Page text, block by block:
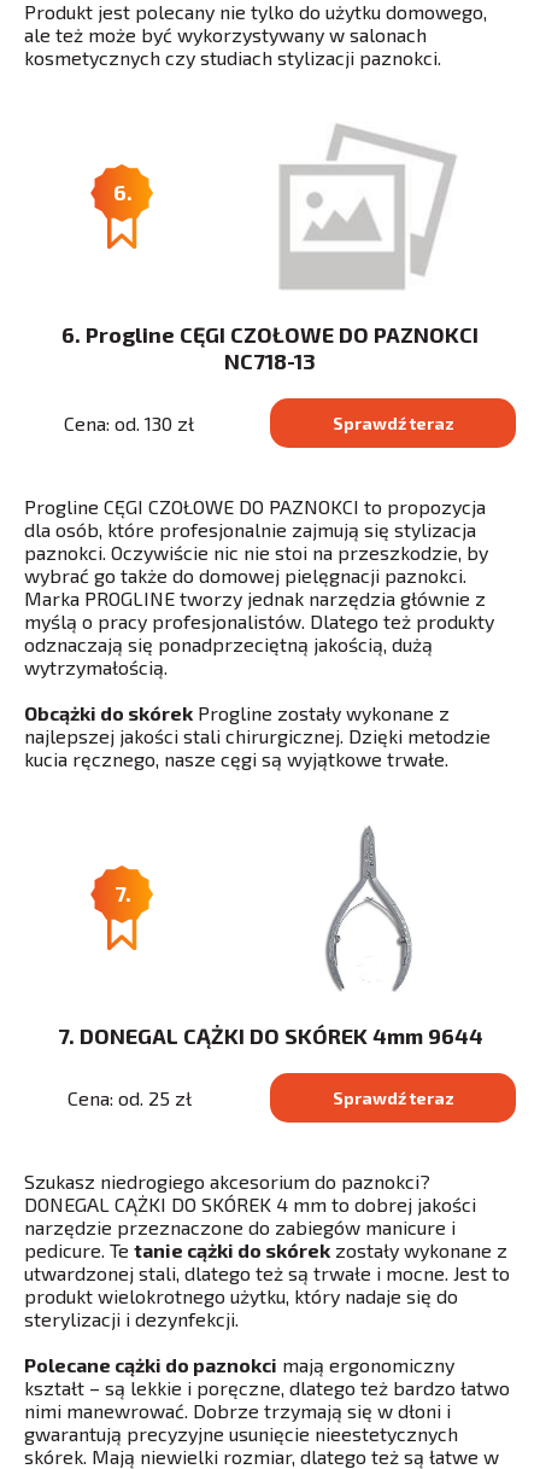
Produkt jest polecany nie tylko do użytku domowego,
ale też może być wykorzystywany w salonach
kosmetycznych czy studiach stylizacji paznokci.
6.
6. Progline CĘGI CZOŁOWE DO PAZNOKCI
NC718-13
Cena: od. 130 zł Sprawdź teraz
Progline CĘGI CZOŁOWE DO PAZNOKCI to propozycja
dla osób, które profesjonalnie zajmują się stylizacja
paznokci. Oczywiście nic nie stoi na przeszkodzie, by
wybrać go także do domowej pielęgnacji paznokci.
Marka PROGLINE tworzy jednak narzędzia głównie z
myślą o pracy profesjonalistów. Dlatego też produkty
odznaczają się ponadprzeciętną jakością, dużą
wytrzymałością.
Obcążki do skórek Progline zostały wykonane z
najlepszej jakości stali chirurgicznej. Dzięki metodzie
kucia ręcznego, nasze cęgi są wyjątkowe trwałe.
7.
7. DONEGAL CĄŻKI DO SKÓREK 4mm 9644
Cena: od. 25 zł Sprawdź teraz
Szukasz niedrogiego akcesorium do paznokci?
DONEGAL CĄŻKI DO SKÓREK 4 mm to dobrej jakości
narzędzie przeznaczone do zabiegów manicure i
pedicure. Te tanie cążki do skórek zostały wykonane z
utwardzonej stali, dlatego też są trwałe i mocne. Jest to
produkt wielokrotnego użytku, który nadaje się do
sterylizacji i dezynfekcji.
Polecane cążki do paznokci mają ergonomiczny
kształt – są lekkie i poręczne, dlatego też bardzo łatwo
nimi manewrować. Dobrze trzymają się w dłoni i
gwarantują precyzyjne usunięcie nieestetycznych
skórek. Mają niewielki rozmiar, dlatego też są łatwe w